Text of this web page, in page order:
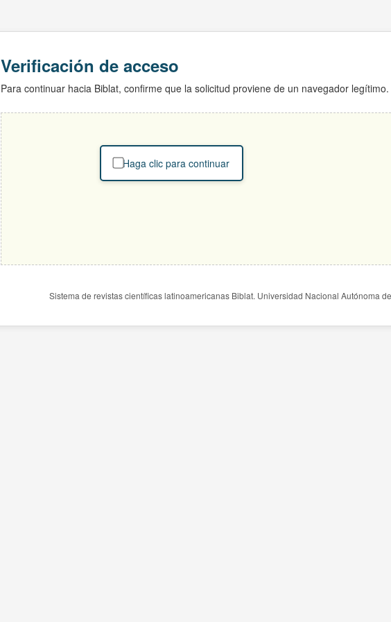
Verificación de acceso
Para continuar hacia Biblat, confirme que la solicitud proviene de un navegador legítimo.
Haga clic para continuar
Sistema de revistas científicas latinoamericanas Biblat. Universidad Nacional Autónoma